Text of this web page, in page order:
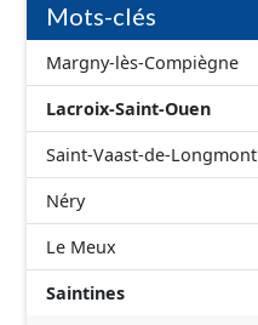
Mots-clés
Margny-lès-Compiègne
Lacroix-Saint-Ouen
Saint-Vaast-de-Longmont
Néry
Le Meux
Saintines